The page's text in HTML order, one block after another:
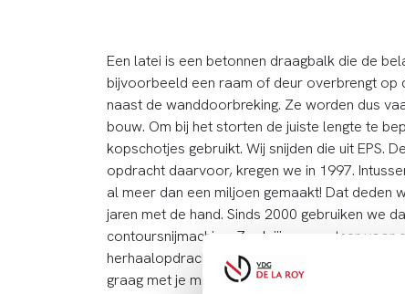
Een latei is een betonnen draagbalk die de
bijvoorbeeld een raam of deur overbrengt op
naast de wanddoorbreking. Ze worden dus
bouw. Om bij het storten de juiste lengte te
kopschotjes gebruikt. Wij snijden die uit EPS.
opdracht daarvoor, kregen we in 1997.
al meer dan een miljoen gemaakt! Dat deden
jaren met de hand. Sinds 2000 gebruiken we
contoursnijmachine. Zoek jij een partner voor
herhaalopdracht? Neem eens
graag met je mee.